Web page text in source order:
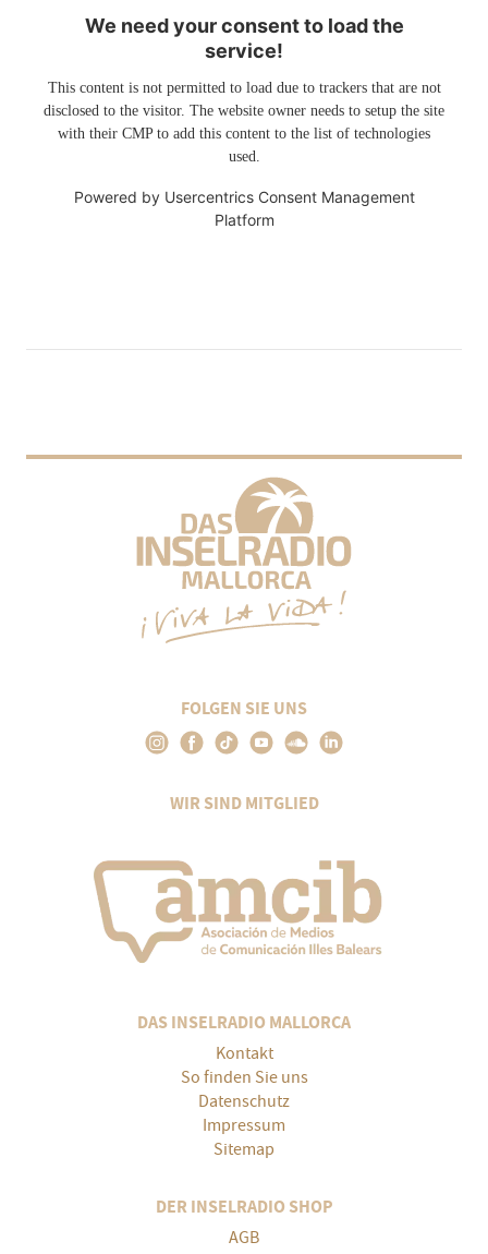
We need your consent to load the
service!
This content is not permitted to load due to trackers that are not
disclosed to the visitor. The website owner needs to setup the site
with their CMP to add this content to the list of technologies
used.
Powered by Usercentrics Consent Management
Platform
FOLGEN SIE UNS
WIR SIND MITGLIED
DAS INSELRADIO MALLORCA
Kontakt
So finden Sie uns
Datenschutz
Impressum
Sitemap
DER INSELRADIO SHOP
AGB